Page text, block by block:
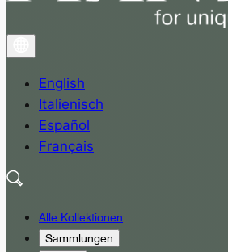
English
Italienisch
Español
Français
Alle Kollektionen
Sammlungen